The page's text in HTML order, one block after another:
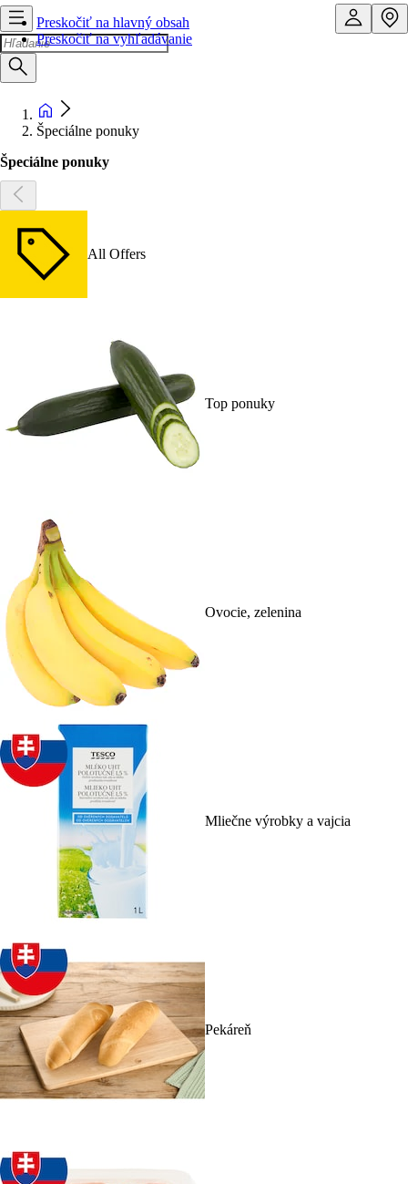
Preskočiť na hlavný obsah
Preskočiť na vyhľadávanie
Špeciálne ponuky
Špeciálne ponuky
All Offers
Top ponuky
Ovocie, zelenina
Mliečne výrobky a vajcia
Pekáreň